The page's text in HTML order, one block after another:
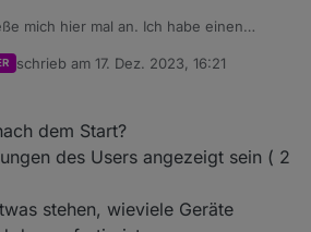
mich hier mal an. Ich habe einen
Adapter installiert und richtige ip und
eingegeben - alles auf grün... Leider
Idee woran das liegen kann?
schrieb am 17. Dez. 2023, 16:21
zuletzt editiert von
dem Start?
des Users angezeigt sein ( 2
stehen, wieviele Geräte